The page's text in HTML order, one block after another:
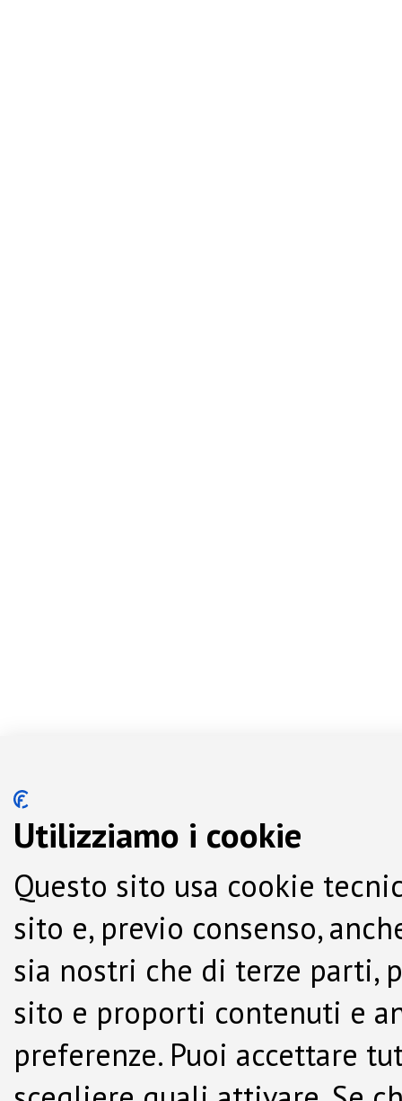
Utilizziamo i cookie
Questo sito usa cookie
sito e, previo consenso,
sia nostri che di terze parti,
sito e proporti contenuti e
preferenze. Puoi accettare